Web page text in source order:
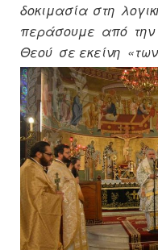
δοκιμασία στη
περάσουμε από την
Θεού σε εκείνη